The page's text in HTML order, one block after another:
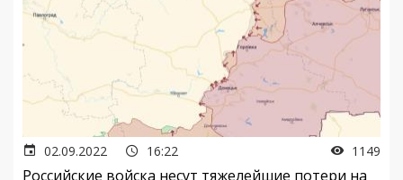
02.09.2022 16:22 1149
Российские войска несут тяжелейшие потери на